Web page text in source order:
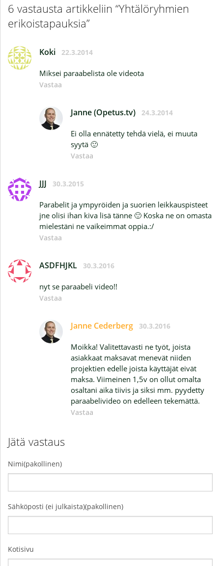
6 vastausta artikkeliin “Yhtälöryhmien
erikoistapauksia”
Koki 22.3.2014
Miksei paraabelista ole videota
Vastaa
Janne (Opetus.tv) 24.3.2014
Ei olla ennätetty tehdä vielä, ei muuta
syytä 🙂
Vastaa
JJJ 30.3.2015
Parabelit ja ympyröiden ja suorien leikkauspisteet
jne olisi ihan kiva lisä tänne 🙂 Koska ne on omasta
mielestäni ne vaikeimmat oppia.:/
Vastaa
ASDFHJKL 30.3.2016
nyt se paraabeli video!!
Vastaa
Janne Cederberg 30.3.2016
Moikka! Valitettavasti ne työt, joista
asiakkaat maksavat menevät niiden
projektien edelle joista käyttäjät eivät
maksa. Viimeinen 1,5v on ollut omalta
osaltani aika tiivis ja siksi mm. pyydetty
paraabelivideo on edelleen tekemättä.
Vastaa
Jätä vastaus
Nimi(pakollinen)
Sähköposti (ei julkaista)(pakollinen)
Kotisivu